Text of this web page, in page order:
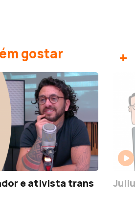
gostar +
e ativista trans